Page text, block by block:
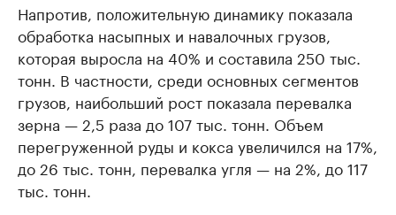
Напротив, положительную динамику показала
обработка насыпных и навалочных грузов,
которая выросла на 40% и составила 250 тыс.
тонн. В частности, среди основных сегментов
грузов, наибольший рост показала перевалка
зерна — 2,5 раза до 107 тыс. тонн. Объем
перегруженной руды и кокса увеличился на 17%,
до 26 тыс. тонн, перевалка угля — на 2%, до 117
тыс. тонн.